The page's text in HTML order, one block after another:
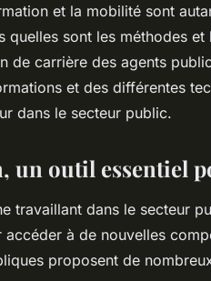
et la mobilité sont
quelles sont les méthodes
de carrière des agents
et des différentes
dans le secteur public.
un outil essentiel
travaillant dans le secteur
accéder à de nouvelles
proposent de